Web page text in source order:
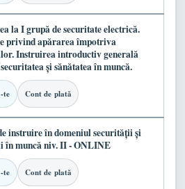
la I grupă de securitate electrică.
privind apărarea împotriva
Instruirea introductiv generală
și sănătatea în muncă.
te Cont de plată
instruire în domeniul securității și
în muncă niv. II - ONLINE
te Cont de plată